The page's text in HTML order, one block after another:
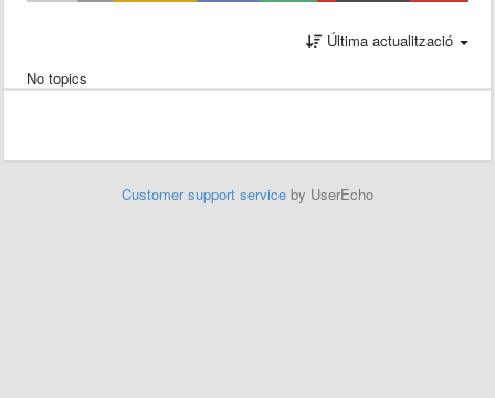
Última actualització
No topics
Customer support service by UserEcho